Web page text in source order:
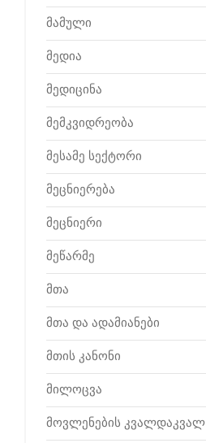
მამული
მედია
მედიცინა
მემკვიდრეობა
მესამე სექტორი
მეცნიერება
მეცნიერი
მეწარმე
მთა
მთა და ადამიანები
მთის კანონი
მილოცვა
მოვლენების კვალდაკვალ